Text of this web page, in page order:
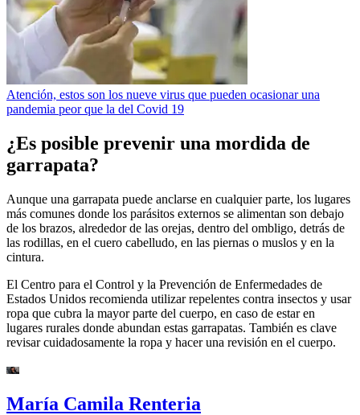
Atención, estos son los nueve virus que pueden ocasionar una
pandemia peor que la del Covid 19
¿Es posible prevenir una mordida de
garrapata?
Aunque una garrapata puede anclarse en cualquier parte, los lugares
más comunes donde los parásitos externos se alimentan son debajo
de los brazos, alrededor de las orejas, dentro del ombligo, detrás de
las rodillas, en el cuero cabelludo, en las piernas o muslos y en la
cintura.
El Centro para el Control y la Prevención de Enfermedades de
Estados Unidos recomienda utilizar repelentes contra insectos y usar
ropa que cubra la mayor parte del cuerpo, en caso de estar en
lugares rurales donde abundan estas garrapatas. También es clave
revisar cuidadosamente la ropa y hacer una revisión en el cuerpo.
María Camila Renteria